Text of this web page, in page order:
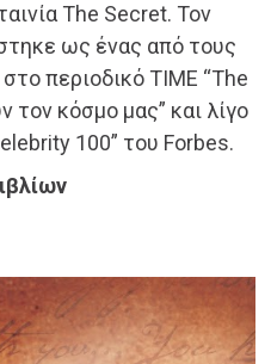
The Secret. Τον
ως ένας από τους
περιοδικό TIME “The
κόσμο μας” και λίγο
100” του Forbes.